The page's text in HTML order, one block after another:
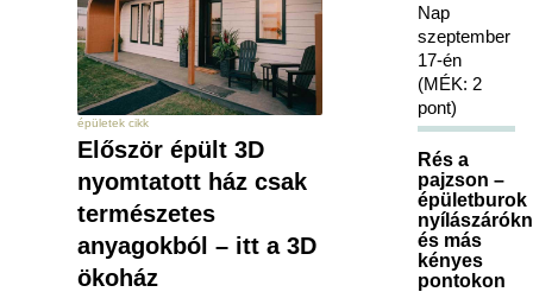
épületek cikk
Először épült 3D
nyomtatott ház csak
természetes
anyagokból – itt a 3D
ökoház
Nap
szeptember
17-én
(MÉK: 2
pont)
Rés a
pajzson –
épületburok
és más
kényes
pontokon